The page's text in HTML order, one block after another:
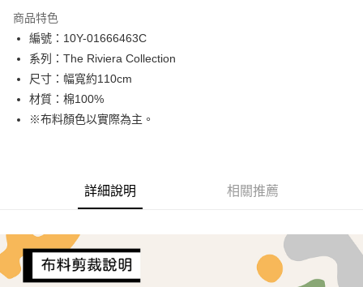
Apple Pay
街口支付
Google Pay
AFTEE先享後付
１．簡單：不需註冊會員、不需綁卡、不需儲值。
３．安心：先確認商品／服務後，再付款。
【「AFTEE先享後付」結帳流程】
１．於結帳方式選擇「AFTEE先享後付」後，將跳轉至「AFTEE先享後付」
全家取貨付款
每筆NT$65，滿NT$1,500(含以上)免運費
商品特色
編號：10Y-01666463C
系列：The Riviera Collection
尺寸：幅寬約110cm
材質：棉100%
※布料顏色以實際為主。
詳細說明 相關推薦